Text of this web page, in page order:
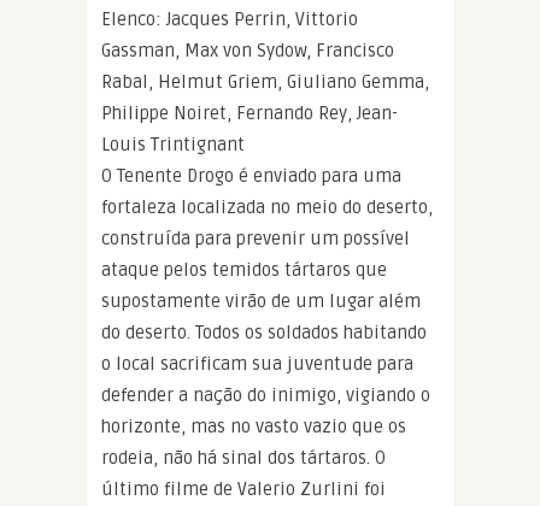
Elenco: Jacques Perrin, Vittorio
Gassman, Max von Sydow, Francisco
Rabal, Helmut Griem, Giuliano Gemma,
Philippe Noiret, Fernando Rey, Jean-
Louis Trintignant
O Tenente Drogo é enviado para uma
fortaleza localizada no meio do deserto,
construída para prevenir um possível
ataque pelos temidos tártaros que
supostamente virão de um lugar além
do deserto. Todos os soldados habitando
o local sacrificam sua juventude para
defender a nação do inimigo, vigiando o
horizonte, mas no vasto vazio que os
rodeia, não há sinal dos tártaros. O
último filme de Valerio Zurlini foi